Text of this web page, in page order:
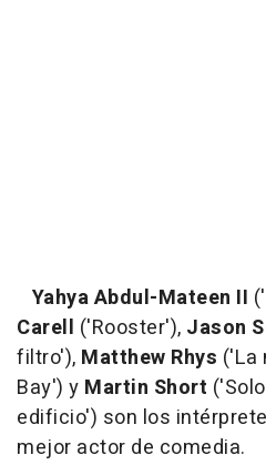
Yahya Abdul-Mateen II
Carell ('Rooster'), Jason
filtro'), Matthew Rhys ('La
Bay') y Martin Short
edificio') son los
mejor actor de comedia.